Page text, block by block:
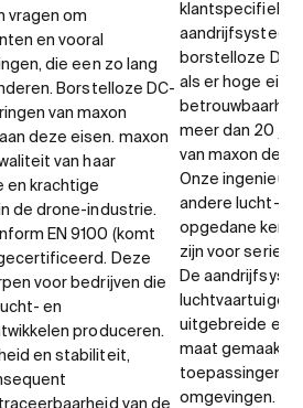
vragen om
en vooral
die een zo lang
Borstelloze DC-
van maxon
deze eisen. maxon
van haar
en krachtige
de drone-industrie.
EN 9100 (komt
Deze
voor bedrijven die
en
produceren.
en stabiliteit,
van de
klantspecifieke
borstelloze
als er hoge
meer dan 20
van maxon de
Onze
andere lucht-
opgedane
zijn voor
De
luchtvaartuigen
uitgebreide
maat gemaakte
toepassingen
omgevingen.